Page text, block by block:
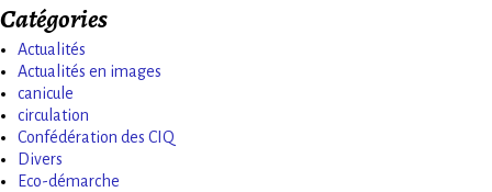
Catégories
Actualités
Actualités en images
canicule
circulation
Confédération des CIQ
Divers
Eco-démarche